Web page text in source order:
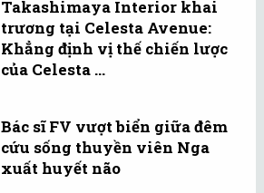
Takashimaya Interior khai
trương tại Celesta Avenue:
Khẳng định vị thế chiến lược
của Celesta ...
Bác sĩ FV vượt biển giữa đêm
cứu sống thuyền viên Nga
xuất huyết não